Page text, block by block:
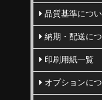
品質基準につ
納期・配送に
印刷用紙一覧
オプションに